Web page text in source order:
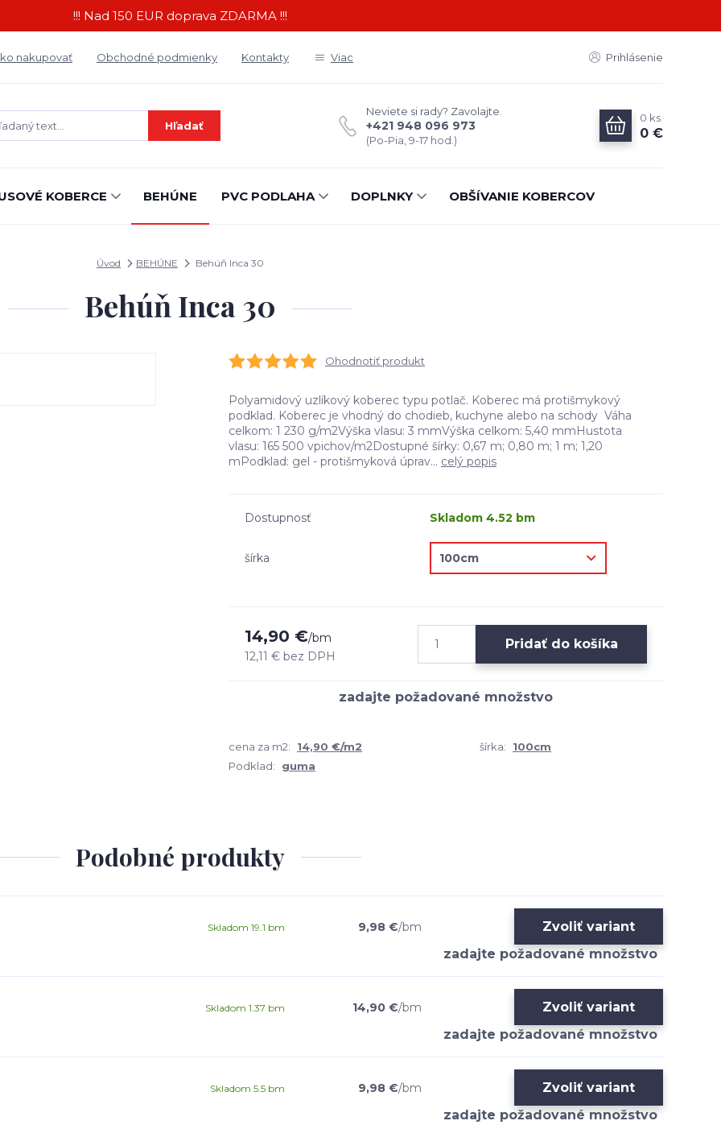
!!! Nad 150 EUR doprava ZDARMA !!!
nakupovať Obchodné podmienky Kontakty Viac Prihlásenie
Hľadať
Neviete si rady? Zavolajte.
+421 948 096 973
(Po-Pia, 9-17 hod.)
0 ks
0 €
KOBERCE BEHÚNE PVC PODLAHA DOPLNKY OBŠÍVANIE KOBERCOV
Úvod BEHÚNE Behúň Inca 30
Behúň Inca 30
Ohodnotiť produkt
Polyamidový uzlíkový koberec typu potlač. Koberec má protišmykový
podklad. Koberec je vhodný do chodieb, kuchyne alebo na schody Váha
celkom: 1 230 g/m2Výška vlasu: 3 mmVýška celkom: 5,40 mmHustota
vlasu: 165 500 vpichov/m2Dostupné šírky: 0,67 m; 0,80 m; 1 m; 1,20
mPodklad: gel - protišmyková úprav... celý popis
Dostupnosť Skladom 4.52 bm
šírka
14,90 €/bm
12,11 € bez DPH
Pridať do košíka
cena za m2: 14,90 €/m2 šírka:
100cm
Podklad:
guma
Podobné produkty
9,98 €/bm
Skladom 19.1 bm Zvoliť variant
14,90 €/bm
Skladom 1.37 bm Zvoliť variant
9,98 €/bm
Skladom 5.5 bm Zvoliť variant